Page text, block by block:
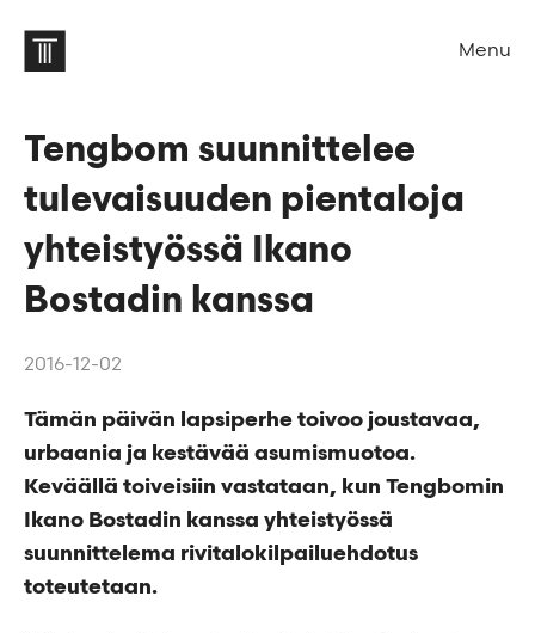
Menu
Tengbom suunnittelee
tulevaisuuden pientaloja
yhteistyössä Ikano
Bostadin kanssa
2016-12-02
Tämän päivän lapsiperhe toivoo joustavaa,
urbaania ja kestävää asumismuotoa.
Keväällä toiveisiin vastataan, kun Tengbomin
Ikano Bostadin kanssa yhteistyössä
suunnittelema rivitalokilpailuehdotus
toteutetaan.